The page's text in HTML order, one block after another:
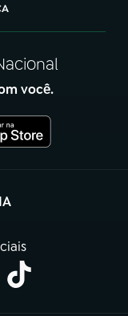
você.
nova aba)